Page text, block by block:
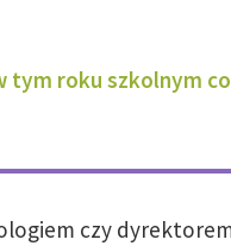
roku szkolnym
czy